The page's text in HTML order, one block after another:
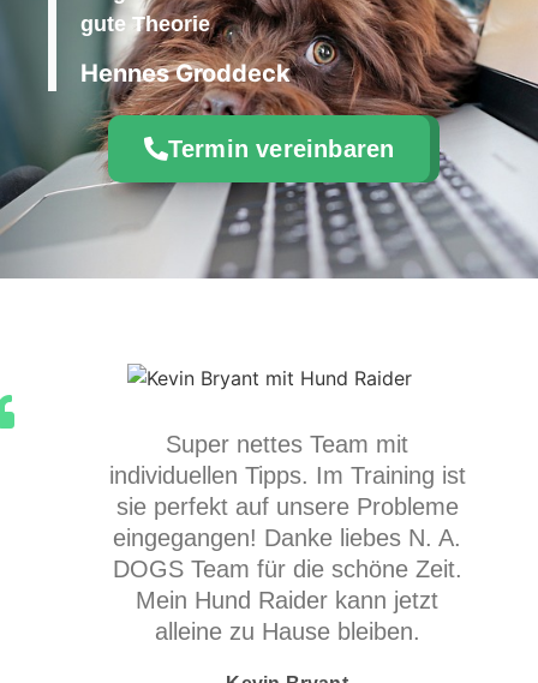
gute Theorie
Hennes Groddeck
Termin vereinbaren
Super nettes Team mit
individuellen Tipps. Im Training ist
sie perfekt auf unsere Probleme
eingegangen! Danke liebes N. A.
DOGS Team für die schöne Zeit.
Mein Hund Raider kann jetzt
alleine zu Hause bleiben.